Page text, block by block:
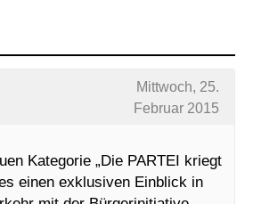
Mittwoch, 25.
Februar 2015
Kategorie „Die PARTEI kriegt
einen exklusiven Einblick in